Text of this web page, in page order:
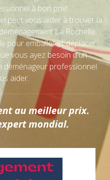
à bon prix!
peut vous aider à trouver la
La Rochelle.
pour emballer et déplacer
vous ayez besoin d'un
déménageur professionnel
aider.
au meilleur prix.
mondial.